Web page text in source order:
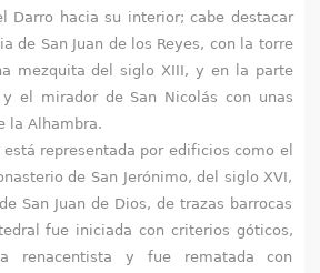
Darro hacia su interior; cabe destacar
de San Juan de los Reyes, con la torre
mezquita del siglo XIII, y en la parte
el mirador de San Nicolás con unas
la Alhambra.
representada por edificios como el
de San Jerónimo, del siglo XVI,
San Juan de Dios, de trazas barrocas
fue iniciada con criterios góticos,
renacentista y fue rematada con